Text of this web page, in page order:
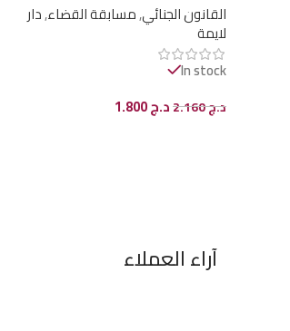
القانون الجنائي,مسابقة القضاء,دار
لايمة
In stock
د.ج2.160 د.ج
آراء العملاء